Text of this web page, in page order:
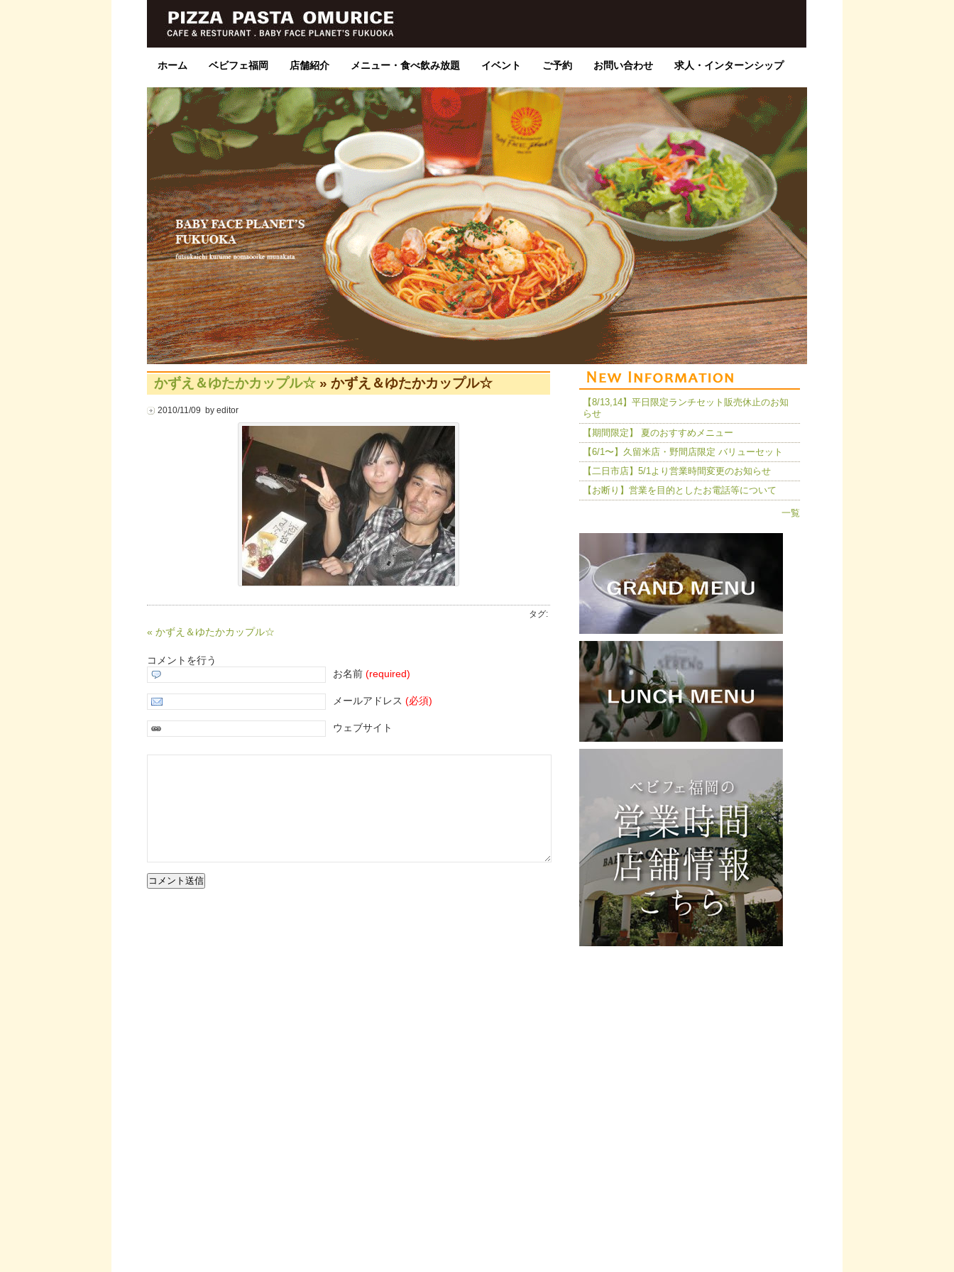
ホーム ベビフェ福岡 店舗紹介 メニュー・食べ飲み放題 イベント ご予約 お問い合わせ 求人・インターンシップ
かずえ＆ゆたかカップル☆ » かずえ＆ゆたかカップル☆
2010/11/09 by editor
タグ:
« かずえ＆ゆたかカップル☆
コメントを行う
お名前 (required)
メールアドレス (必須)
ウェブサイト
【8/13,14】平日限定ランチセット販売休止のお知
らせ
【期間限定】 夏のおすすめメニュー
【6/1〜】久留米店・野間店限定 バリューセット
【二日市店】5/1より営業時間変更のお知らせ
【お断り】営業を目的としたお電話等について
一覧